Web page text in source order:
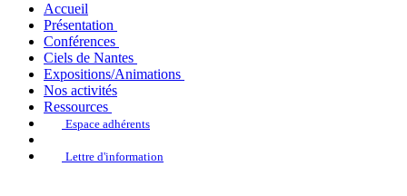
Accueil
Présentation
Conférences
Ciels de Nantes
Expositions/Animations
Nos activités
Ressources
Espace adhérents
Lettre d'information